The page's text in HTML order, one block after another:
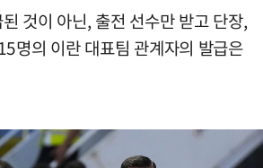
것이 아닌, 출전 선수만 받고 단장,
명의 이란 대표팀 관계자의 발급은